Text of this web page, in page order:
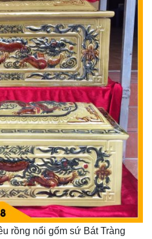
rồng nổi gốm sứ Bát Tràng